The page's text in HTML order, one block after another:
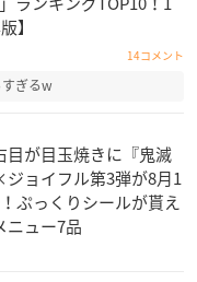
】
14コメント
ぎるw
目が目玉焼きに『鬼滅
ョイフル第3弾が8月1
ぷっくりシールが貰え
ニュー7品